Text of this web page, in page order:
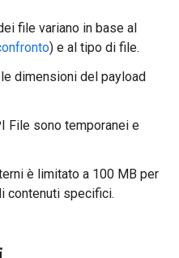
file variano in base al
) e al tipo di file.
dimensioni del payload
File sono temporanei e
è limitato a 100 MB per
contenuti specifici.